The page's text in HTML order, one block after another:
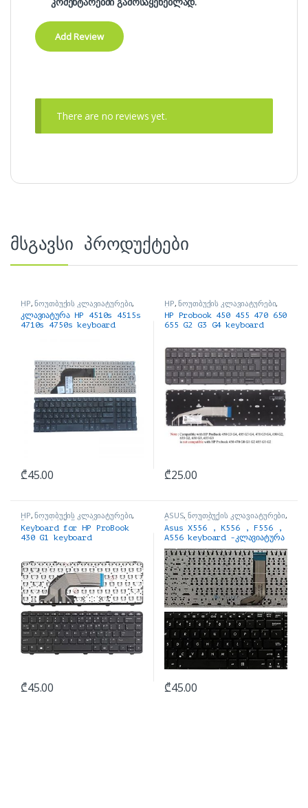
There are no reviews yet.
მსგავსი პროდუქტები
HP,ნოუთბუქის კლავიატურები,
ნოუთბუქის ნაწილები და
აქსესუარები
კლავიატურა HP 4510s 4515s
4710s 4750s keyboard
₾45.00
HP,ნოუთბუქის კლავიატურები,
ნოუთბუქის ნაწილები და
აქსესუარები
HP Probook 450 455 470 650
655 G2 G3 G4 keyboard
₾25.00
HP,ნოუთბუქის კლავიატურები,
ნოუთბუქის ნაწილები და
აქსესუარები
Keyboard for HP ProBook
430 G1 keyboard
₾45.00
ASUS,ნოუთბუქის კლავიატურები,
ნოუთბუქის ნაწილები და
აქსესუარები
Asus X556 , K556 , F556 ,
A556 keyboard -კლავიატურა
₾45.00